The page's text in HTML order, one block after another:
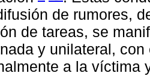
de rumores,
de tareas, se
y unilateral,
a la víctima